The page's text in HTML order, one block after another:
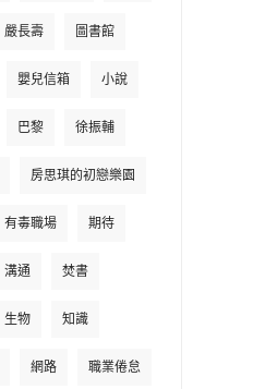
嚴長壽 圖書館
嬰兒信箱 小說
巴黎 徐振輔
房思琪的初戀樂園
有毒職場 期待
溝通 焚書
生物 知識
網路 職業倦怠